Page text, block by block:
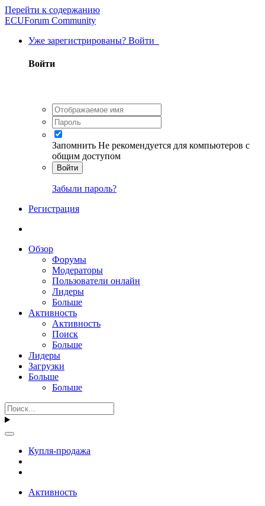
Перейти к содержанию
ECUForum Community
Уже зарегистрированы? Войти
Войти
Запомнить Не рекомендуется для компьютеров с
общим доступом
Войти
Забыли пароль?
Регистрация
Обзор
Форумы
Модераторы
Пользователи онлайн
Лидеры
Больше
Активность
Активность
Поиск
Больше
Лидеры
Загрузки
Больше
Больше
Купля-продажа
Активность